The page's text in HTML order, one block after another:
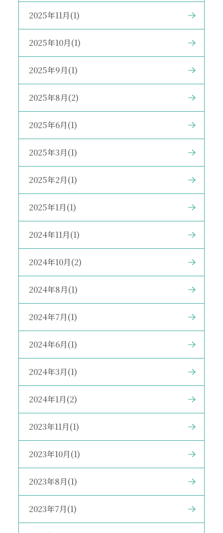
2025年11月(1)
2025年10月(1)
2025年9月(1)
2025年8月(2)
2025年6月(1)
2025年3月(1)
2025年2月(1)
2025年1月(1)
2024年11月(1)
2024年10月(2)
2024年8月(1)
2024年7月(1)
2024年6月(1)
2024年3月(1)
2024年1月(2)
2023年11月(1)
2023年10月(1)
2023年8月(1)
2023年7月(1)